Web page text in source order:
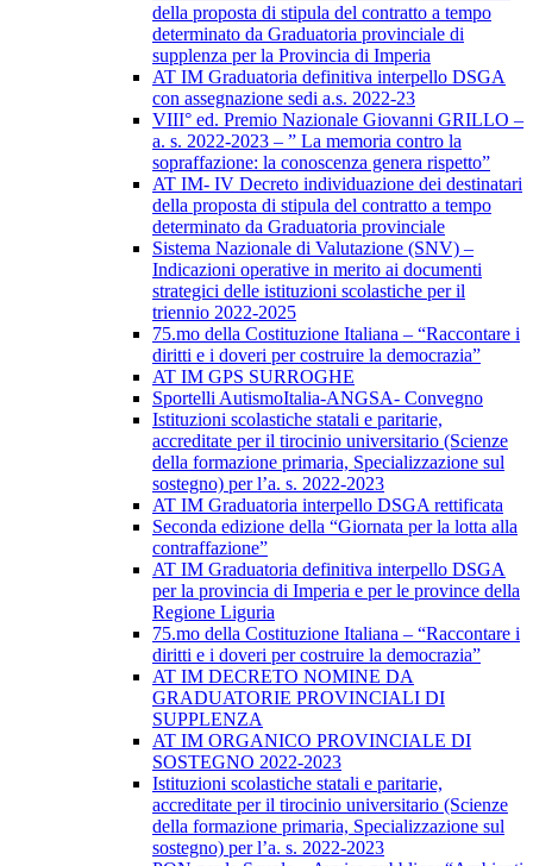
della proposta di stipula del contratto a tempo
determinato da Graduatoria provinciale di
supplenza per la Provincia di Imperia
AT IM Graduatoria definitiva interpello DSGA
con assegnazione sedi a.s. 2022-23
VIII° ed. Premio Nazionale Giovanni GRILLO –
a. s. 2022-2023 – ” La memoria contro la
sopraffazione: la conoscenza genera rispetto”
AT IM- IV Decreto individuazione dei destinatari
della proposta di stipula del contratto a tempo
determinato da Graduatoria provinciale
Sistema Nazionale di Valutazione (SNV) –
Indicazioni operative in merito ai documenti
strategici delle istituzioni scolastiche per il
triennio 2022-2025
75.mo della Costituzione Italiana – “Raccontare i
diritti e i doveri per costruire la democrazia”
AT IM GPS SURROGHE
Sportelli AutismoItalia-ANGSA- Convegno
Istituzioni scolastiche statali e paritarie,
accreditate per il tirocinio universitario (Scienze
della formazione primaria, Specializzazione sul
sostegno) per l’a. s. 2022-2023
AT IM Graduatoria interpello DSGA rettificata
Seconda edizione della “Giornata per la lotta alla
contraffazione”
AT IM Graduatoria definitiva interpello DSGA
per la provincia di Imperia e per le province della
Regione Liguria
75.mo della Costituzione Italiana – “Raccontare i
diritti e i doveri per costruire la democrazia”
AT IM DECRETO NOMINE DA
GRADUATORIE PROVINCIALI DI
SUPPLENZA
AT IM ORGANICO PROVINCIALE DI
SOSTEGNO 2022-2023
Istituzioni scolastiche statali e paritarie,
accreditate per il tirocinio universitario (Scienze
della formazione primaria, Specializzazione sul
sostegno) per l’a. s. 2022-2023